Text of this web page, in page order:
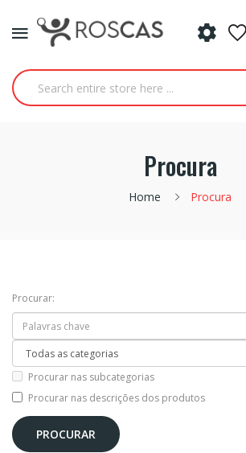
Procura
Home Procura
Procurar:
Procurar nas subcategorias
Procurar nas descrições dos produtos